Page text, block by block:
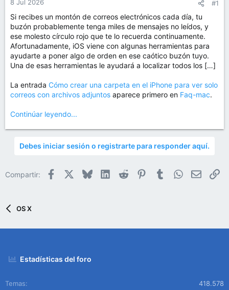
d
e
t
e
m
a
o
8 Jul 2026 #1
Si recibes un montón de correos electrónicos cada día, tu
buzón probablemente tenga miles de mensajes no leídos, y
ese molesto círculo rojo que te lo recuerda continuamente.
Afortunadamente, iOS viene con algunas herramientas para
ayudarte a poner algo de orden en ese caótico buzón tuyo.
Una de esas herramientas le ayudará a localizar todos los […]
La entrada Cómo crear una carpeta en el iPhone para ver solo
correos con archivos adjuntos aparece primero en Faq-mac.
Continúar leyendo...
Debes iniciar sesión o registrarte para responder aquí.
Compartir: Facebook BlueskyLinkedIn
Reddit PinterestTumblrWhatsApp
Email
OS X
Estadísticas del foro
Temas
418.578